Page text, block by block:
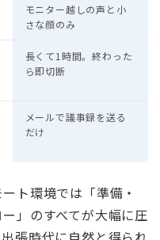
モニター越しの声と小
さな顔のみ
長くて1時間。終わった
ら即切断
メールで議事録を送る
だけ
ト環境では「準備・
」のすべてが大幅に圧